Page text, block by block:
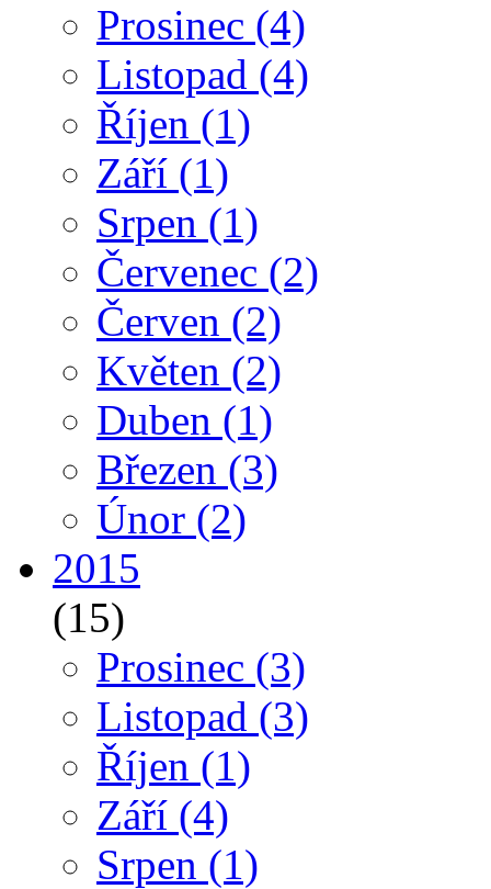
Prosinec (4)
Listopad (4)
Říjen (1)
Září (1)
Srpen (1)
Červenec (2)
Červen (2)
Květen (2)
Duben (1)
Březen (3)
Únor (2)
2015
(15)
Prosinec (3)
Listopad (3)
Říjen (1)
Září (4)
Srpen (1)